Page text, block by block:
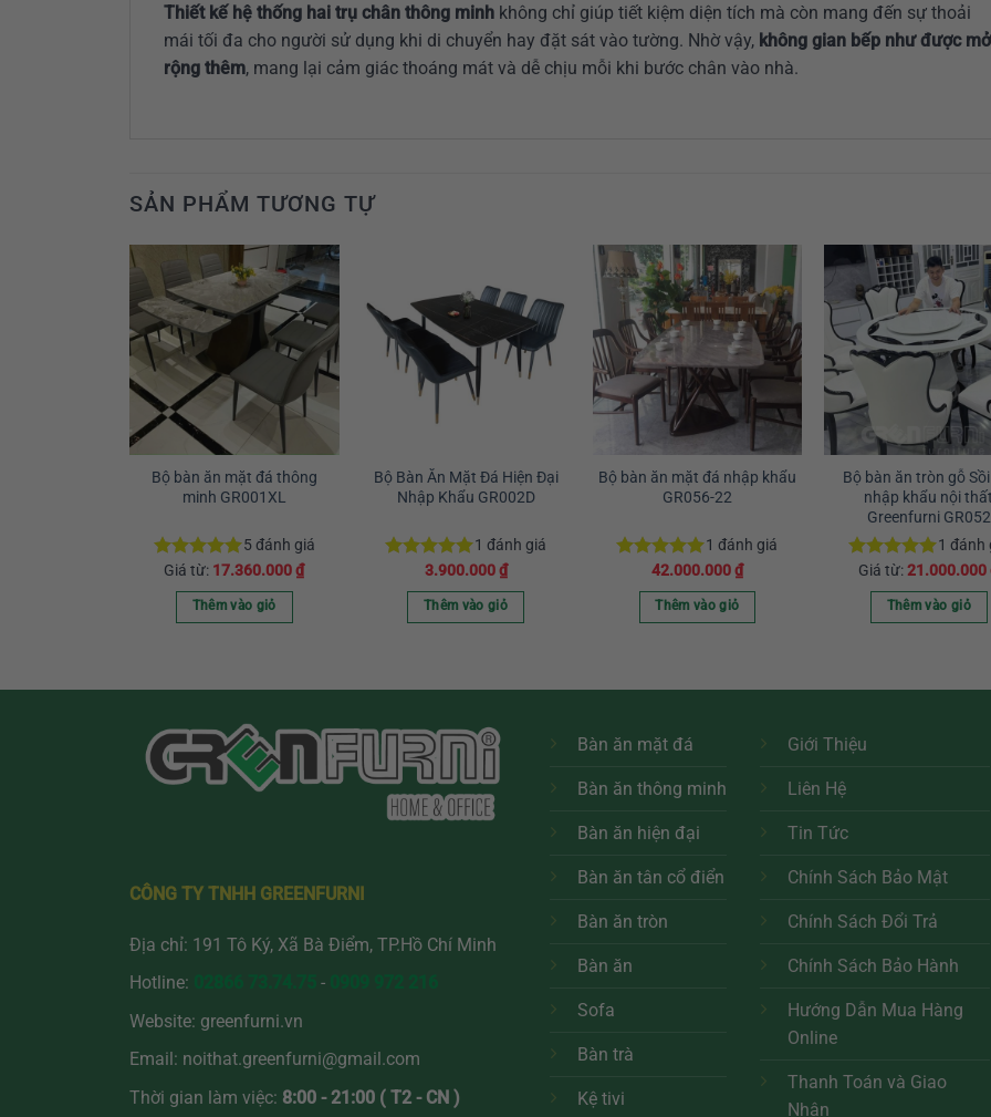
Thiết kế hệ thống hai trụ chân thông minh không chỉ giúp tiết kiệm diện tích mà còn mang đến sự thoải
mái tối đa cho người sử dụng khi di chuyển hay đặt sát vào tường. Nhờ vậy, không gian bếp như được mở
rộng thêm, mang lại cảm giác thoáng mát và dễ chịu mỗi khi bước chân vào nhà.
SẢN PHẨM TƯƠNG TỰ
Bộ bàn ăn mặt đá thông
minh GR001XL
Được xếp
hạng5.00
5 sao
5 đánh giá
Giá từ: 17.360.000₫
Thêm vào giỏ
này
nhiều
biến
thể.
có
được
trang
phẩm
Bộ Bàn Ăn Mặt Đá Hiện Đại
Nhập Khẩu GR002D
Được xếp
hạng5.00
5 sao
1 đánh giá
3.900.000₫
Thêm vào giỏ
này
nhiều
thể.
Các
được
Bộ bàn ăn mặt đá nhập khẩu
GR056-22
Được xếp
hạng5.00
5 sao
1 đánh giá
42.000.000₫
Thêm vào giỏ
Bộ bàn ăn tròn gỗ
nhập khẩu nội
Greenfurni GR052
Được xếp
hạng5.00
5 sao
1 đánh
Giá từ:21.000.000
Thêm vào giỏ
này
có
thể
chọn
trang
CÔNG TY TNHH GREENFURNI
Địa chỉ: 191 Tô Ký, Xã Bà Điểm, TP.Hồ Chí Minh
Hotline:
-
Website: greenfurni.vn
Email: noithat.greenfurni@gmail.com
Thời gian làm việc: 8:00 - 21:00 ( T2 - CN )
Bàn ăn mặt đá
Bàn ăn thông minh
Bàn ăn hiện đại
Bàn ăn tân cổ điển
Bàn ăn tròn
Bàn ăn
Sofa
Bàn trà
Kệ tivi
Giới Thiệu
Liên Hệ
Tin Tức
Chính Sách Bảo Mật
Chính Sách Đổi Trả
Chính Sách Bảo Hành
Hướng Dẫn Mua Hàng
Online
Thanh Toán và Giao
Nhận